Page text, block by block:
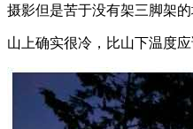
摄影但是苦于没有架三脚架的
山上确实很冷，比山下温度